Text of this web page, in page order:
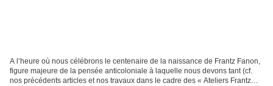
A l’heure où nous célébrons le centenaire de la naissance de Frantz Fanon,
figure majeure de la pensée anticoloniale à laquelle nous devons tant (cf.
nos précédents articles et nos travaux dans le cadre des « Ateliers Frantz